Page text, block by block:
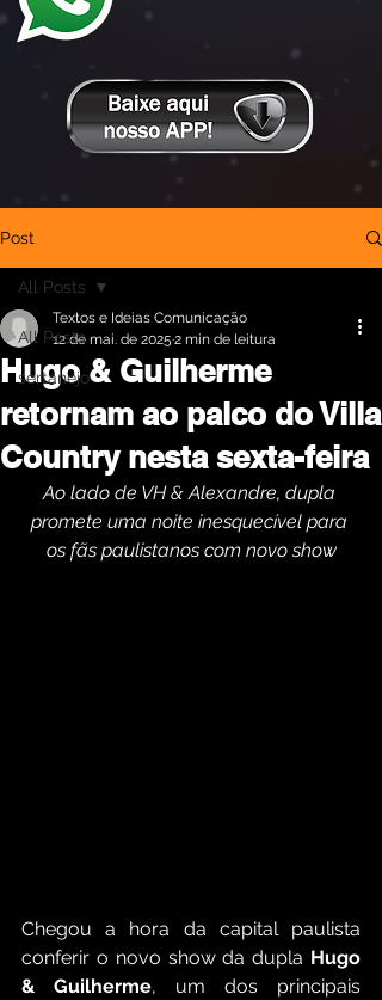
Post
All Posts
sertanejo
All Posts
Hugo & Guilherme
retornam ao palco do Villa
Country nesta sexta-feira
Textos e Ideias Comunicação
12 de mai. de 2025 2 min de leitura
Ao lado de VH & Alexandre, dupla
promete uma noite inesquecível para
os fãs paulistanos com novo show
Chegou a hora da capital paulista
conferir o novo show da dupla Hugo
& Guilherme, um dos principais